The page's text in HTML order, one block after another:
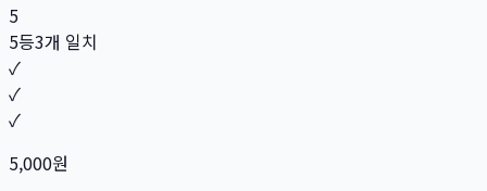
5
5등3개 일치
✓
✓
✓
5,000원